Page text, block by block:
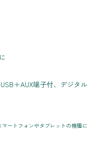
＋AUX端子付、デジタル
ートフォンやタブレットの機種に